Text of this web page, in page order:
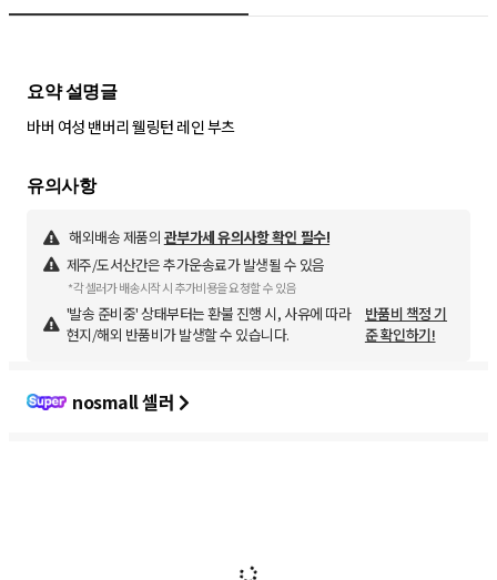
요약 설명글
바버 여성 밴버리 웰링턴 레인 부츠
유의사항
해외배송 제품의 관부가세 유의사항 확인 필수!
제주/도서산간은 추가운송료가 발생될 수 있음
*각 셀러가 배송시작 시 추가비용을 요청할 수 있음
'발송 준비중' 상태부터는 환불 진행 시, 사유에 따라
현지/해외 반품비가 발생할 수 있습니다.
반품비 책정 기
준 확인하기!
nosmall 셀러